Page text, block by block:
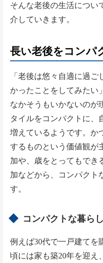
そんな老後の生活につい
介していきます。
長い老後をコンパ
「老後は悠々自適に過
かったことをしてみたい
なかそうもいかないのが
タイルをコンパクトに、
増えているようです。か
するものという価値観が
加や、歳をとってもでき
加などから、コンパクト
す。
コンパクトな暮ら
例えば30代で一戸建てを
頃には家も築20年を迎え